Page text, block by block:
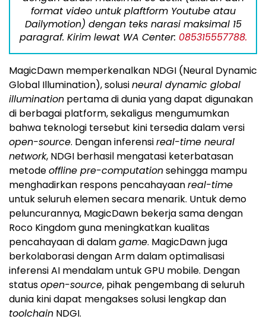
format video untuk plaftform Youtube atau
Dailymotion) dengan teks narasi maksimal 15
paragraf. Kirim lewat WA Center: 085315557788.
MagicDawn memperkenalkan NDGI (Neural Dynamic
Global Illumination), solusineural dynamic global
illumination pertama di dunia yang dapat digunakan
di berbagai platform, sekaligus mengumumkan
bahwa teknologi tersebut kini tersedia dalam versi
open-source. Dengan inferensireal-time neural
network, NDGI berhasil mengatasi keterbatasan
metodeoffline pre-computationsehingga mampu
menghadirkan respons pencahayaanreal-time
untuk seluruh elemen secara menarik. Untuk demo
peluncurannya, MagicDawn bekerja sama dengan
Roco Kingdom guna meningkatkan kualitas
pencahayaan di dalamgame. MagicDawn juga
berkolaborasi dengan Arm dalam optimalisasi
inferensi AI mendalam untuk GPU mobile. Dengan
statusopen-source, pihak pengembang di seluruh
dunia kini dapat mengakses solusi lengkap dan
toolchain NDGI.